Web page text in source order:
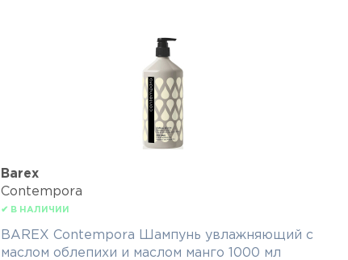
Barex
Contempora
✔ В НАЛИЧИИ
BAREX Contempora Шампунь увлажняющий с
маслом облепихи и маслом манго 1000 мл